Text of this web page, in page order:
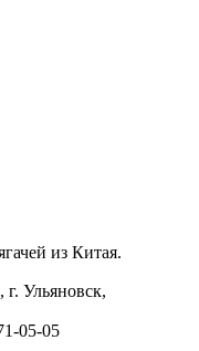
из Китая.
г. Ульяновск,
05-05